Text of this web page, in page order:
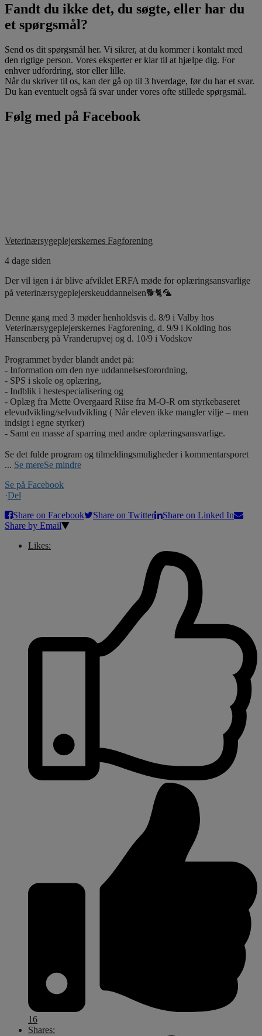
Fandt du ikke det, du søgte, eller har du
et spørgsmål?
Send os dit spørgsmål her. Vi sikrer, at du kommer i kontakt med
den rigtige person. Vores eksperter er klar til at hjælpe dig. For
enhver udfordring, stor eller lille.
Når du skriver til os, kan der gå op til 3 hverdage, før du har et svar.
Du kan eventuelt også få svar under vores ofte stillede spørgsmål.
Følg med på Facebook
Veterinærsygeplejerskernes Fagforening
4 dage siden
Der vil igen i år blive afviklet ERFA møde for oplæringsansvarlige
på veterinærsygeplejerskeuddannelsen🐕🐈🦜
Denne gang med 3 møder henholdsvis d. 8/9 i Valby hos
Veterinærsygeplejerskernes Fagforening, d. 9/9 i Kolding hos
Hansenberg på Vranderupvej og d. 10/9 i Vodskov
Programmet byder blandt andet på:
- Information om den nye uddannelsesforordning,
- SPS i skole og oplæring,
- Indblik i hestespecialisering og
- Oplæg fra Mette Overgaard Riise fra M-O-R om styrkebaseret
elevudvikling/selvudvikling ( Når eleven ikke mangler vilje – men
indsigt i egne styrker)
- Samt en masse af sparring med andre oplæringsansvarlige.
Se det fulde program og tilmeldingsmuligheder i kommentarsporet
... Se mereSe mindre
Se på Facebook
·Del
Share on Facebook
Share on Twitter
Share on Linked In
Share by Email
Likes:
16
Shares: